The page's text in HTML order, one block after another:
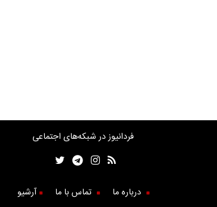
فردانیوز در شبکه‌های اجتماعی
درباره ما تماس با ما آرشیو